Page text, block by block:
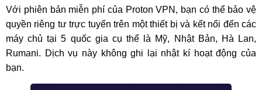
Với phiên bản miễn phí của Proton VPN, bạn có thể bảo vệ
quyền riêng tư trực tuyến trên một thiết bị và kết nối đến các
máy chủ tại 5 quốc gia cụ thể là Mỹ, Nhật Bản, Hà Lan,
Rumani. Dịch vụ này không ghi lại nhật kí hoạt động của
bạn.